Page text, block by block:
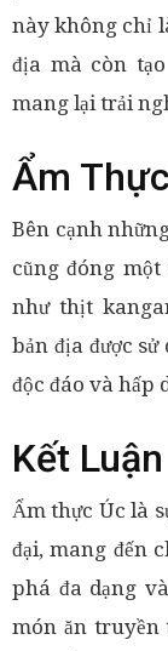
này không chỉ
địa mà còn
mang lại trải
Ẩm
Bên cạnh
cũng đóng
như thịt
bản địa được
độc đáo và hấp
Kết Luận
Ẩm thực Úc là
đại, mang đến
phá đa dạng
món ăn truyền